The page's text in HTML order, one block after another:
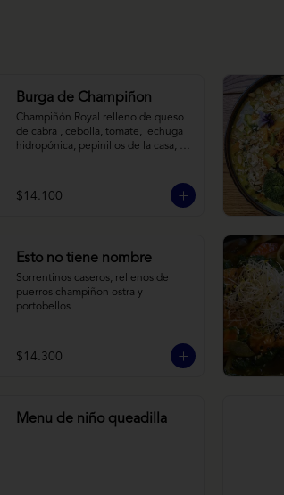
Burga de Champiñon
Champiñón Royal relleno de queso
de cabra , cebolla, tomate, lechuga
hidropónica, pepinillos de la casa,
horneadas.
$14.100
Esto no tiene nombre
Sorrentinos caseros, rellenos de
puerros champiñon ostra y
portobellos
$14.300
Menu de niño queadilla